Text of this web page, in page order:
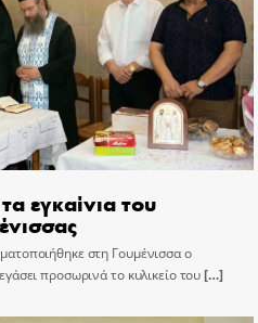
εγκαίνια του
στη Γουμένισσα ο
προσωρινά το κυλικείο του[…]